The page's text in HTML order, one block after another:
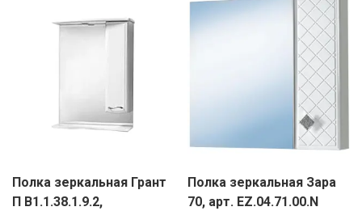
Полка зеркальная Грант
П В1.1.38.1.9.2,
Полка зеркальная Зара
70, арт. EZ.04.71.00.N